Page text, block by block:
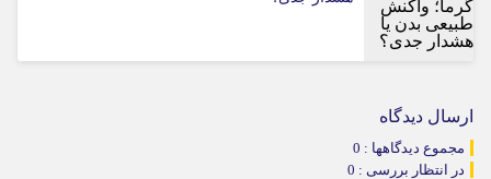
ارسال دیدگاه
مجموع دیدگاهها : 0
در انتظار بررسی : 0